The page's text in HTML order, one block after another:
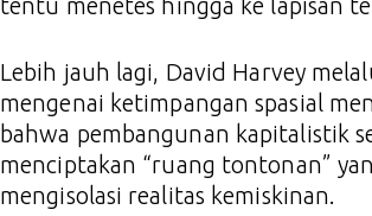
tentu menetes hingga ke lapisan
Lebih jauh lagi, David Harvey
mengenai ketimpangan spasial
bahwa pembangunan kapitalistik
menciptakan “ruang tontonan”
mengisolasi realitas kemiskinan.